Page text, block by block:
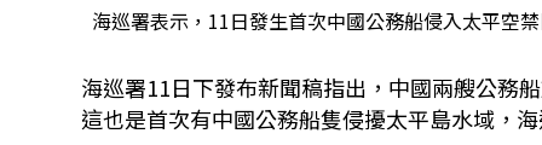
海巡署表示，11日發生首次中國公務船侵入太平空
海巡署11日下發布新聞稿指出，中國兩艘公務
這也是首次有中國公務船隻侵擾太平島水域，